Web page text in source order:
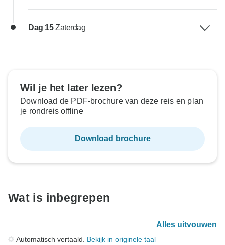
Dag 15Zaterdag
Wil je het later lezen?
Download de PDF-brochure van deze reis en plan
je rondreis offline
Download brochure
Wat is inbegrepen
Alles uitvouwen
Automatisch vertaald. Bekijk in originele taal